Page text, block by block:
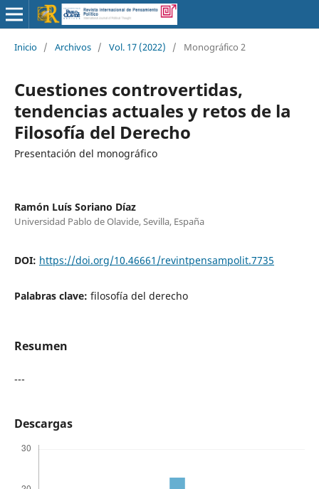
Inicio / Archivos / Vol. 17 (2022) / Monográfico 2
Cuestiones controvertidas,
tendencias actuales y retos de la
Filosofía del Derecho
Presentación del monográfico
Ramón Luís Soriano Díaz
Universidad Pablo de Olavide, Sevilla, España
DOI: https://doi.org/10.46661/revintpensampolit.7735
Palabras clave: filosofía del derecho
Resumen
---
Descargas